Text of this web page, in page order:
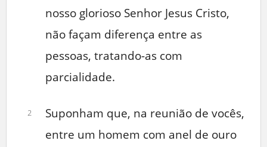
nosso glorioso Senhor Jesus Cristo,
não façam diferença entre as
pessoas, tratando-as com
parcialidade.
2
Suponham que, na reunião de vocês,
entre um homem com anel de ouro